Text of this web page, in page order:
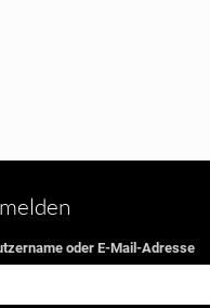
oder E-Mail-Adresse